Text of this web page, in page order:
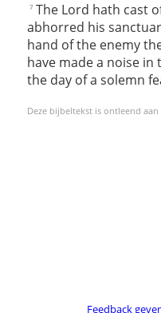
7 The Lord hath cast
abhorred his
hand of the enemy
have made a noise in
the day of a solemn
Deze bijbeltekst is ontleend aan
Feedback